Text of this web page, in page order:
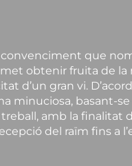
convenciment que
obtenir fruita de la
d’un gran vi.
minuciosa, basant-
amb la finalitat
del raïm fins a